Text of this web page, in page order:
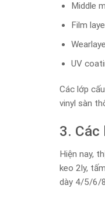
Middle
Film
UV
Các lớp
vinyl sàn
3. Các
Hiện nay,
keo 2ly,
dày 4/5/6/